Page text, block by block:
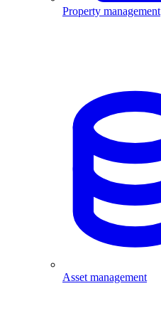
Property management
Asset management